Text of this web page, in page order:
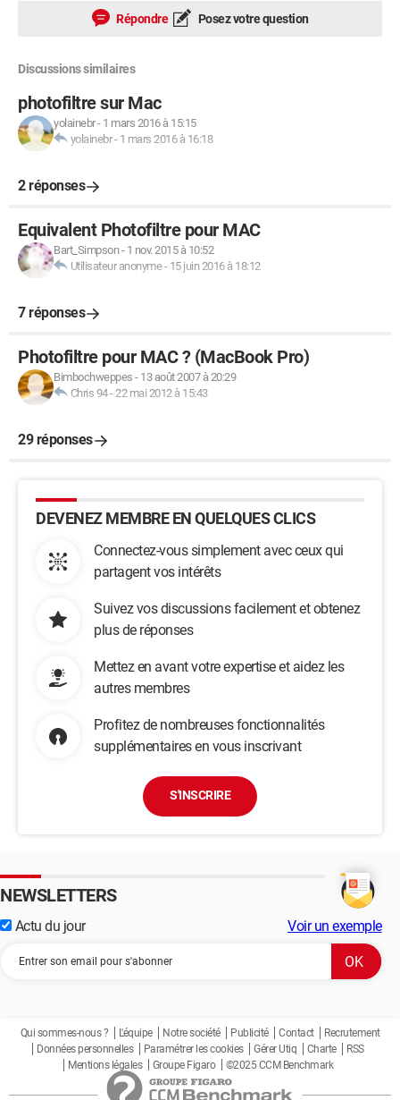
Répondre Posez votre question
Discussions similaires
photofiltre sur Mac
yolainebr- 1 mars 2016 à 15:15
yolainebr- 1 mars 2016 à 16:18
2 réponses
Equivalent Photofiltre pour MAC
Bart_Simpson- 1 nov. 2015 à 10:52
Utilisateur anonyme- 15 juin 2016 à 18:12
7 réponses
Photofiltre pour MAC ? (MacBook Pro)
Bimbochweppes - 13 août 2007 à 20:29
Chris 94-22 mai 2012 à 15:43
29 réponses
DEVENEZ MEMBRE EN QUELQUES CLICS
Connectez-vous simplement avec ceux qui
partagent vos intérêts
Suivez vos discussions facilement et obtenez
plus de réponses
Mettez en avant votre expertise et aidez les
autres membres
Profitez de nombreuses fonctionnalités
supplémentaires en vous inscrivant
S'INSCRIRE
NEWSLETTERS
Actu du jour Voir un exemple
Qui sommes-nous ? L'équipe Notre société Publicité Contact
Recrutement
Données personnelles
Paramétrer les cookies Gérer Utiq Charte
RSS
Mentions légales
Groupe Figaro ©2025 CCM Benchmark